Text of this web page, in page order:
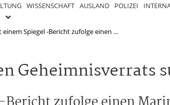
WISSENSCHAFT AUSLAND POLIZEI
Spiegel -Bericht zufolge einen ...
Geheimnisverrats